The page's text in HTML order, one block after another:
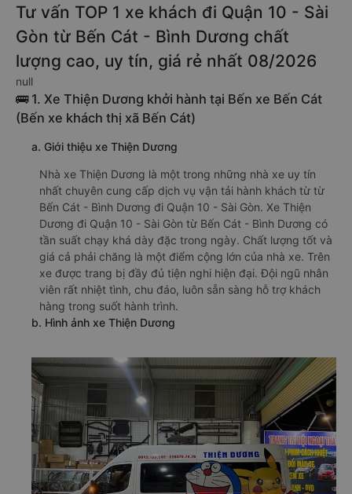
Tư vấn TOP 1 xe khách đi Quận 10 - Sài
Gòn từ Bến Cát - Bình Dương chất
lượng cao, uy tín, giá rẻ nhất 08/2026
null
🚌 1. Xe Thiện Dương khởi hành tại Bến xe Bến Cát
(Bến xe khách thị xã Bến Cát)
a. Giới thiệu xe Thiện Dương
Nhà xe Thiện Dương là một trong những nhà xe uy tín
nhất chuyên cung cấp dịch vụ vận tải hành khách từ từ
Bến Cát - Bình Dương đi Quận 10 - Sài Gòn. Xe Thiện
Dương đi Quận 10 - Sài Gòn từ Bến Cát - Bình Dương có
tần suất chạy khá dày đặc trong ngày. Chất lượng tốt và
giá cả phải chăng là một điểm cộng lớn của nhà xe. Trên
xe được trang bị đầy đủ tiện nghi hiện đại. Đội ngũ nhân
viên rất nhiệt tình, chu đáo, luôn sẵn sàng hỗ trợ khách
hàng trong suốt hành trình.
b. Hình ảnh xe Thiện Dương